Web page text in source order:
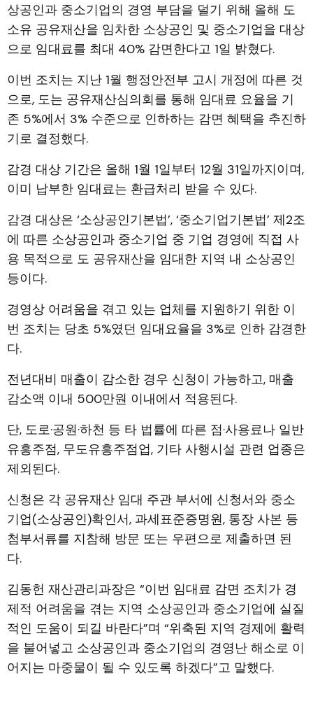
상공인과 중소기업의 경영 부담을 덜기 위해 올해 도
소유 공유재산을 임차한 소상공인 및 중소기업을 대상
으로 임대료를 최대 40% 감면한다고 1일 밝혔다.
이번 조치는 지난 1월 행정안전부 고시 개정에 따른 것
으로, 도는 공유재산심의회를 통해 임대료 요율을 기
존 5%에서 3% 수준으로 인하하는 감면 혜택을 추진하
기로 결정했다.
감경 대상 기간은 올해 1월 1일부터 12월 31일까지이며,
이미 납부한 임대료는 환급처리 받을 수 있다.
감경 대상은 ‘소상공인기본법’, ‘중소기업기본법’ 제2조
에 따른 소상공인과 중소기업 중 기업 경영에 직접 사
용 목적으로 도 공유재산을 임대한 지역 내 소상공인
등이다.
경영상 어려움을 겪고 있는 업체를 지원하기 위한 이
번 조치는 당초 5%였던 임대요율을 3%로 인하 감경한
다.
전년대비 매출이 감소한 경우 신청이 가능하고, 매출
감소액 이내 500만원 이내에서 적용된다.
단, 도로·공원·하천 등 타 법률에 따른 점·사용료나 일반
유흥주점, 무도유흥주점업, 기타 사행시설 관련 업종은
제외된다.
신청은 각 공유재산 임대 주관 부서에 신청서와 중소
기업(소상공인)확인서, 과세표준증명원, 통장 사본 등
첨부서류를 지참해 방문 또는 우편으로 제출하면 된
다.
김동헌 재산관리과장은 “이번 임대료 감면 조치가 경
제적 어려움을 겪는 지역 소상공인과 중소기업에 실질
적인 도움이 되길 바란다”며 “위축된 지역 경제에 활력
을 불어넣고 소상공인과 중소기업의 경영난 해소로 이
어지는 마중물이 될 수 있도록 하겠다”고 말했다.